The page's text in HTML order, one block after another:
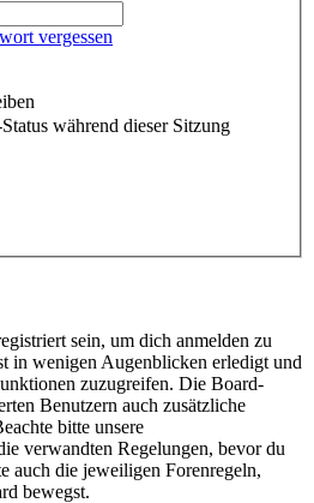
vergessen
während dieser Sitzung
sein, um dich anmelden zu
in wenigen Augenblicken erledigt und
zuzugreifen. Die Board-
Benutzern auch zusätzliche
bitte unsere
verwandten Regelungen, bevor du
auch die jeweiligen Forenregeln,
bewegst.